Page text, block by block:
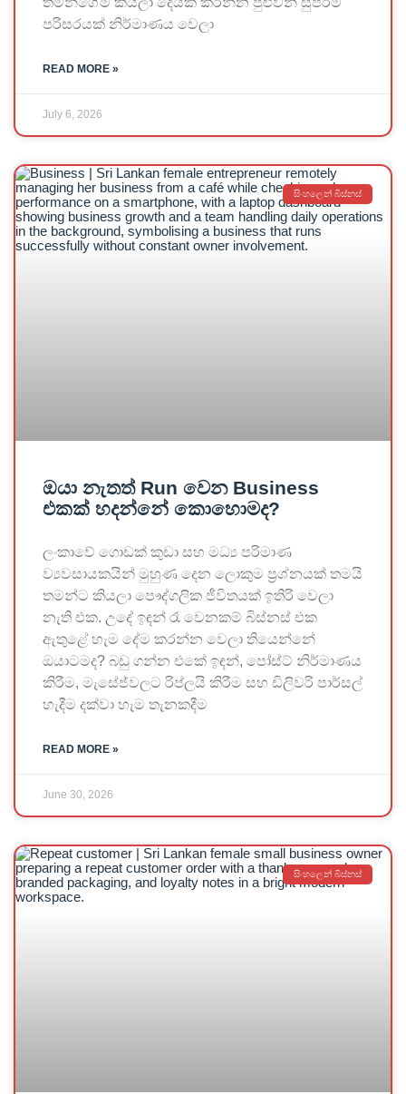
පරිසරයක් නිර්මාණය වෙලා
READ MORE »
July 6, 2026
සිංහලෙන් බිස්නස්
ඔයා නැතත් Run වෙන Business
එකක් හදන්නේ කොහොමද?
ලංකාවේ ගොඩක් කුඩා සහ මධ්‍ය පරිමාණ
ව්‍යවසායකයින් මුහුණ දෙන ලොකුම ප්‍රශ්නයක් තමයි
තමන්ට කියලා පෞද්ගලික ජීවිතයක් ඉතිරි වෙලා
නැති එක. උදේ ඉඳන් රෑ වෙනකම් බිස්නස් එක
ඇතුළේ හැම දේම කරන්න වෙලා තියෙන්නේ
ඔයාටමද? බඩු ගන්න එකේ ඉඳන්, පෝස්ට් නිර්මාණය
කිරීම, මැසේජ්වලට රිප්ලයි කිරීම සහ ඩිලිවරි පාර්සල්
හැදීම දක්වා හැම තැනකදීම
READ MORE »
June 30, 2026
සිංහලෙන් බිස්නස්